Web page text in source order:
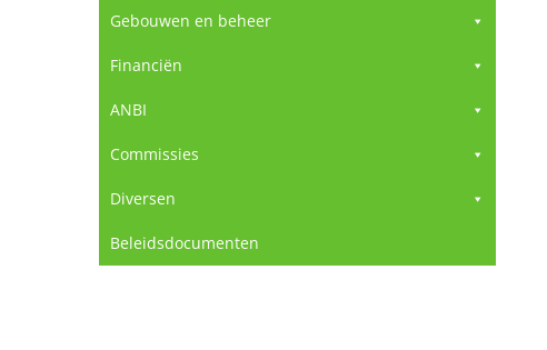
Gebouwen en beheer
Financiën
ANBI
Commissies
Diversen
Beleidsdocumenten